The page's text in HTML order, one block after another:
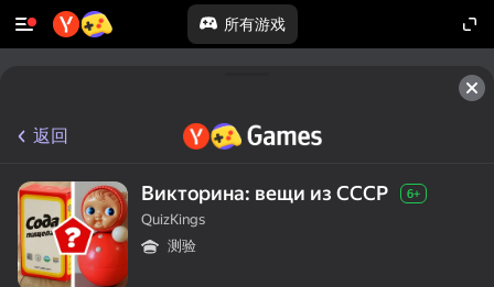
所有游戏
返回
Викторина: вещи из СССР 6+
QuizKings
测验